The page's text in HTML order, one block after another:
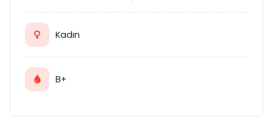
Kadın
B+